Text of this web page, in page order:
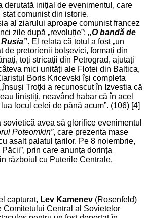
derutată inițial de evenimentul, care
comunist din istorie.
al ziarului aproape comunist francez
zile după „revoluție”: „O bandă de
. El relata că totul a fost „un
de pretorienii bolșevici, formați din
toți stricații din Petrograd, ajutați
mici unități ale Flotei din Baltica,
Boris Kricevski își completa
Troțki a recunoscut în Izvestia că
liniștiți, neavând habar că în acel
locul celei de până acum”. (106) [4]
avea să glorifice evenimentul
Poteomkin”, care prezenta mase
asalt palatul țarilor. Pe 8 noiembrie,
prin care anunța dorința
războiul cu Puterile Centrale.
capturat, Lev Kamenev (Rosenfeld)
Comitetului Central al Sovietelor